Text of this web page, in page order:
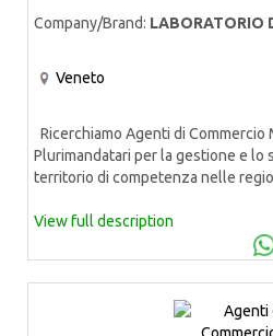
Company/Brand: LABORATORIO
Veneto
Ricerchiamo Agenti di Commercio
Plurimandatari per la gestione e lo
territorio di competenza nelle
View full description